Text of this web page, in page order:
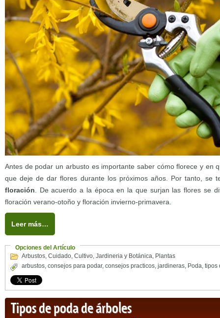
Antes de podar un arbusto es importante saber cómo florece y en
que deje de dar flores durante los próximos años. Por tanto, se
floración . De acuerdo a la época en la que surjan las flores se
floración verano-otoño y floración invierno-primavera.
Leer más…
Opciones del Artículo
Arbustos, Cuidado, Cultivo, Jardineria y Botánica, Plantas
arbustos, consejos para podar, consejos practicos, jardineras, Poda, tipos
Tipos de poda de árboles